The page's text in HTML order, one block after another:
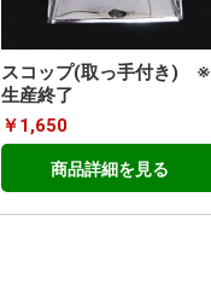
スコップ(取っ手付き) ※
生産終了
￥1,650
商品詳細を見る